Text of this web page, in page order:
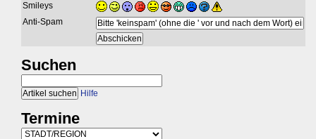
Smileys
Anti-Spam
Suchen
Hilfe
Termine